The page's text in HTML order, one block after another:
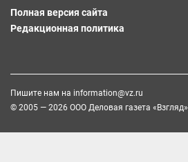
Полная версия сайта
Редакционная политика
Пишите нам на information@vz.ru
© 2005 — 2026 ООО Деловая газета «Взгляд»